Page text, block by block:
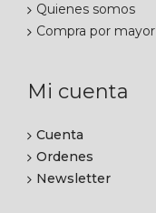
Quienes somos
Compra por mayor
Mi cuenta
Cuenta
Ordenes
Newsletter